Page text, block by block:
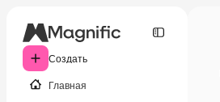
Создать
Главная